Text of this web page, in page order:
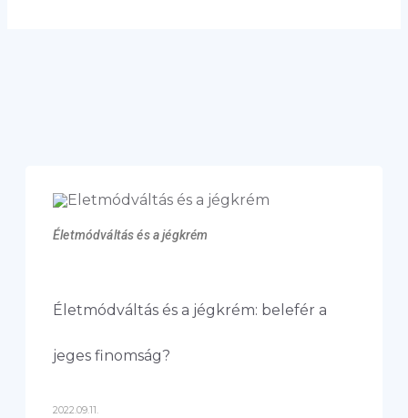
Életmódváltás és a jégkrém
Életmódváltás és a jégkrém: belefér a
jeges finomság?
2022.09.11.